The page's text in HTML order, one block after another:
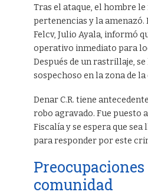
Tras el ataque, el hombre le
pertenencias y la amenazó.
Felcv, Julio Ayala, informó
operativo inmediato para
Después de un rastrillaje,
sospechoso en la zona de la
Denar C.R. tiene
robo agravado. Fue puesto
Fiscalía y se espera que sea
para responder por este
Preocupaciones
comunidad